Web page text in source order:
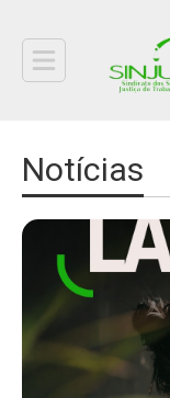
Notícias